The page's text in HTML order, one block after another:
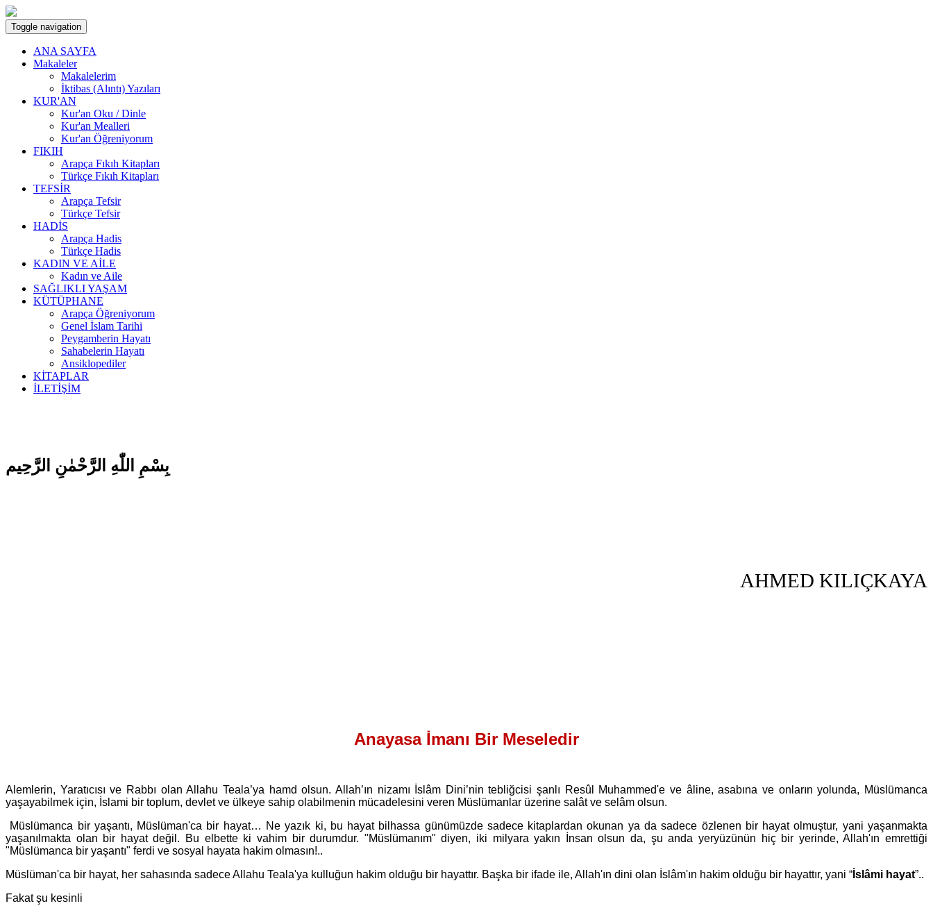
Toggle navigation
ANA SAYFA
Makaleler
Makalelerim
İktibas (Alıntı) Yazıları
KUR'AN
Kur'an Oku / Dinle
Kur'an Mealleri
Kur'an Öğreniyorum
FIKIH
Arapça Fıkıh Kitapları
Türkçe Fıkıh Kitapları
TEFSİR
Arapça Tefsir
Türkçe Tefsir
HADİS
Arapça Hadis
Türkçe Hadis
KADIN VE AİLE
Kadın ve Aile
SAĞLIKLI YAŞAM
KÜTÜPHANE
Arapça Öğreniyorum
Genel İslam Tarihi
Peygamberin Hayatı
Sahabelerin Hayatı
Ansiklopediler
KİTAPLAR
İLETİŞİM
بِسْمِ اللّٰهِ الرَّحْمٰنِ الرَّحِيم
AHMED KILIÇKAYA
Anayasa İmanı Bir Meseledir
Alemlerin, Yaratıcısı ve Rabbı olan Allahu Teala’ya hamd olsun. Allah’ın nizamı İslâm Dini’nin tebliğcisi şanlı Resûl Muhammed'e ve âline, asabına ve onların yolunda, Müslümanca
yaşayabilmek için, İslami bir toplum, devlet ve ülkeye sahip olabilmenin mücadelesini veren Müslümanlar üzerine salât ve selâm olsun.
Müslümanca bir yaşantı, Müslüman'ca bir hayat… Ne yazık ki, bu hayat bilhassa günümüzde sadece kitaplardan okunan ya da sadece özlenen bir hayat olmuştur, yani yaşanmakta
yaşanılmakta olan bir hayat değil. Bu elbette ki vahim bir durumdur. "Müslümanım" diyen, iki milyara yakın İnsan olsun da, şu anda yeryüzünün hiç bir yerinde, Allah'ın emrettiği
"Müslümanca bir yaşantı" ferdi ve sosyal hayata hakim olmasın!..
Müslüman'ca bir hayat, her sahasında sadece Allahu Teala'ya kulluğun hakim olduğu bir hayattır. Başka bir ifade ile, Allah'ın dini olan İslâm'ın hakim olduğu bir hayattır, yani “ İslâmi hayat”..
Fakat şu kesinli